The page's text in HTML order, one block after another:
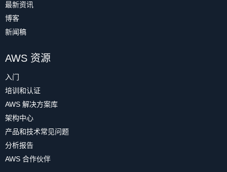
最新资讯
博客
新闻稿
AWS 资源
入门
培训和认证
AWS 解决方案库
架构中心
产品和技术常见问题
分析报告
AWS 合作伙伴